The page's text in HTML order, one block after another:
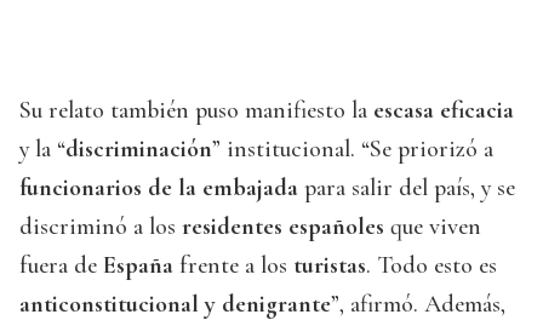
Su relato también puso manifiesto la escasa eficacia
y la “discriminación” institucional. “Se priorizó a
funcionarios de la embajada para salir del país, y se
discriminó a los residentes españoles que viven
fuera de España frente a los turistas. Todo esto es
anticonstitucional y denigrante”, afirmó. Además,